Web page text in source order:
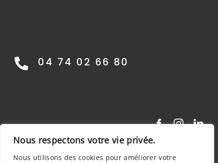
Nous respectons votre vie privée.
Nous utilisons des cookies pour améliorer votre
04 74 02 66 80